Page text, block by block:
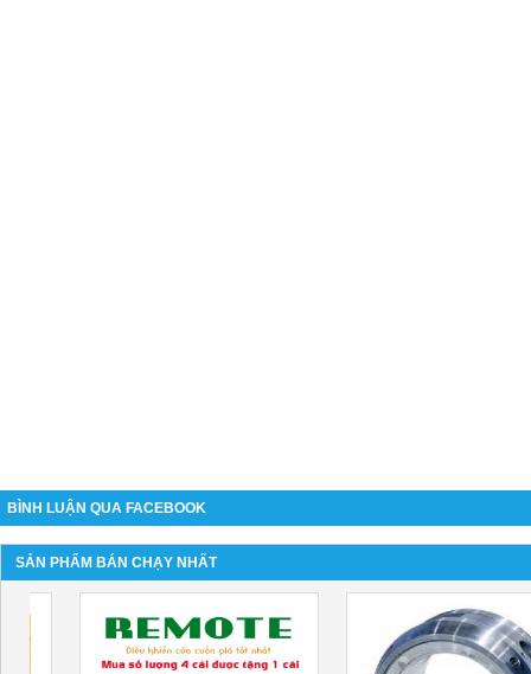
BÌNH LUẬN QUA FACEBOOK
SẢN PHẨM BÁN CHẠY NHẤT